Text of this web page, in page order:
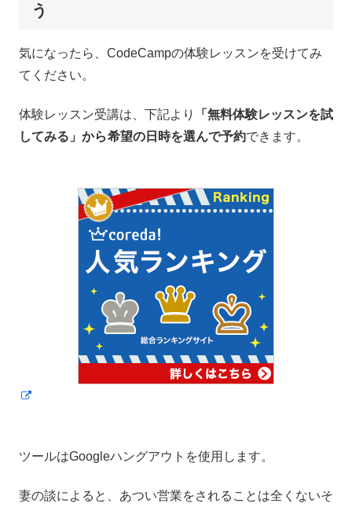
う
気になったら、CodeCampの体験レッスンを受けてみ
てください。
体験レッスン受講は、下記より
「無料体験レッスンを試
してみる」から希望の日時を選んで予約できます。
ツールはGoogleハングアウトを使用します。
妻の談によると、あつい営業をされることは全くないそ